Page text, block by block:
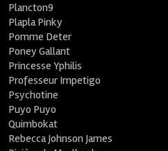
Plancton9
Plapla Pinky
Pomme Deter
Poney Gallant
Princesse Yphilis
Professeur Impetigo
Psychotine
Puyo Puyo
Quimbokat
Rebecca Johnson James